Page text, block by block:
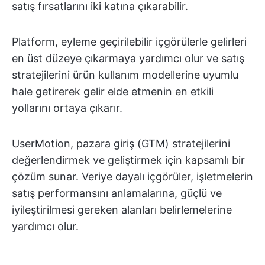
satış fırsatlarını iki katına çıkarabilir.
Platform, eyleme geçirilebilir içgörülerle gelirleri
en üst düzeye çıkarmaya yardımcı olur ve satış
stratejilerini ürün kullanım modellerine uyumlu
hale getirerek gelir elde etmenin en etkili
yollarını ortaya çıkarır.
UserMotion, pazara giriş (GTM) stratejilerini
değerlendirmek ve geliştirmek için kapsamlı bir
çözüm sunar. Veriye dayalı içgörüler, işletmelerin
satış performansını anlamalarına, güçlü ve
iyileştirilmesi gereken alanları belirlemelerine
yardımcı olur.